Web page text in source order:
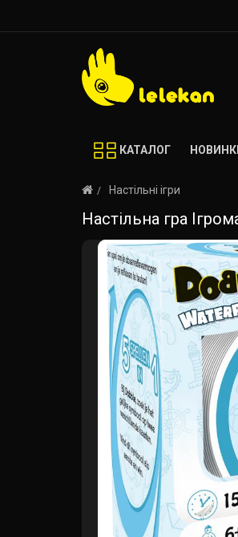
КАТАЛОГ
Настільні ігри
Настільна гра